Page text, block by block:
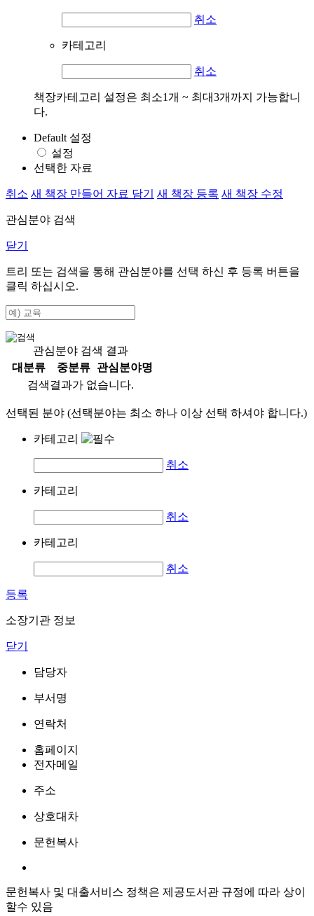
취소
카테고리
취소
책장카테고리 설정은 최소1개 ~ 최대3개까지 가능합니
다.
Default 설정
설정
선택한 자료
취소 새 책장 만들어 자료 담기 새 책장 등록 새 책장 수정
관심분야 검색
닫기
트리 또는 검색을 통해 관심분야를 선택 하신 후 등록 버튼을
클릭 하십시오.
관심분야 검색 결과
대분류
중분류
관심분야명
검색결과가 없습니다.
선택된 분야 (선택분야는 최소 하나 이상 선택 하셔야 합니다.)
카테고리
취소
카테고리
취소
카테고리
취소
등록
소장기관 정보
닫기
담당자
부서명
연락처
홈페이지
전자메일
주소
상호대차
문헌복사
문헌복사 및 대출서비스 정책은 제공도서관 규정에 따라 상이
할수 있음